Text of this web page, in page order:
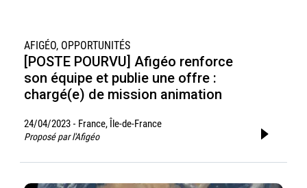
AFIGÉO, OPPORTUNITÉS
[POSTE POURVU] Afigéo renforce
son équipe et publie une offre :
chargé(e) de mission animation
24/04/2023 - France, Île-de-France
Proposé par l'Afigéo